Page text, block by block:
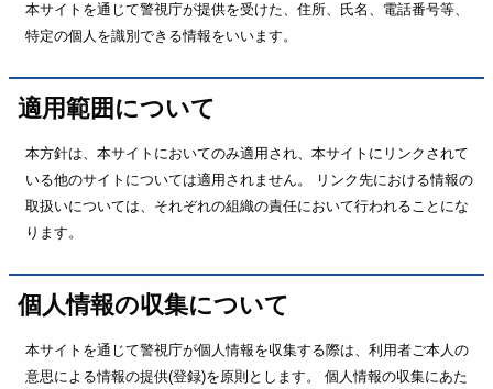
本サイトを通じて警視庁が提供を受けた、住所、氏名、電話番号等、
特定の個人を識別できる情報をいいます。
適用範囲について
本方針は、本サイトにおいてのみ適用され、本サイトにリンクされて
いる他のサイトについては適用されません。 リンク先における情報の
取扱いについては、それぞれの組織の責任において行われることにな
ります。
個人情報の収集について
本サイトを通じて警視庁が個人情報を収集する際は、利用者ご本人の
意思による情報の提供(登録)を原則とします。 個人情報の収集にあた